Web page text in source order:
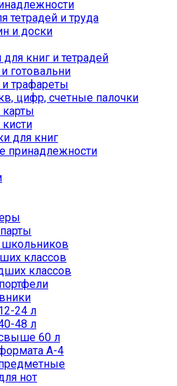
тетрадей и труда
и доски
книг и тетрадей
готовальни
трафареты
цифр, счетные палочки
для книг
принадлежности
школьников
классов
классов
24 л
48 л
60 л
А-4
нот